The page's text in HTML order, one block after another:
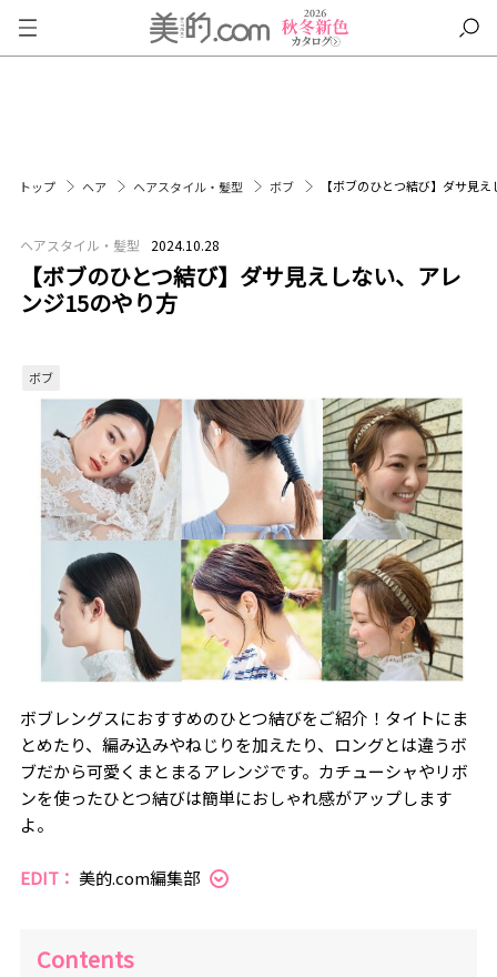
トップ ヘア ヘアスタイル・髪型 ボブ 【ボブのひとつ結び】ダサ見
ヘアスタイル・髪型 2024.10.28
【ボブのひとつ結び】ダサ見えしない、アレ
ンジ15のやり方
ボブ
ボブレングスにおすすめのひとつ結びをご紹介！タイトにま
とめたり、編み込みやねじりを加えたり、ロングとは違うボ
ブだから可愛くまとまるアレンジです。カチューシャやリボ
ンを使ったひとつ結びは簡単におしゃれ感がアップします
よ。
EDIT： 美的.com編集部
Contents